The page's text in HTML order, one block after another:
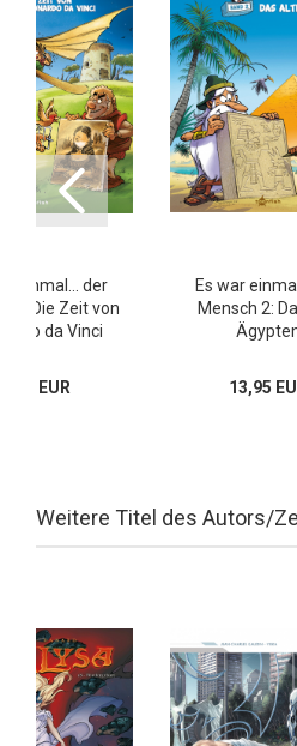
einmal... der
6: Die Zeit von
da Vinci
9,95 EUR
Es war
Mensch 2:
13,95
Weitere Titel des Autors/